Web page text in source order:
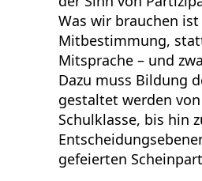
Was wir brauchen
Mitbestimmung,
Mitsprache – und
Dazu muss Bildung
gestaltet werden
Schulklasse, bis hin
gefeierten